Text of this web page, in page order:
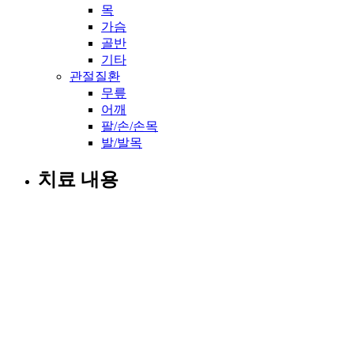
목
가슴
골반
기타
관절질환
무릎
어깨
팔/손/손목
발/발목
치료 내용